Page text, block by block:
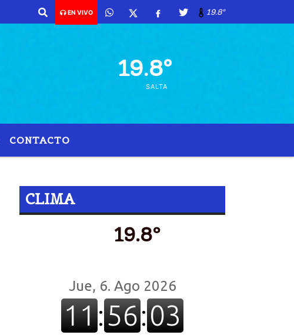
EN VIVO 19.8º
19.8º
SALTA
CONTACTO
CLIMA
19.8º